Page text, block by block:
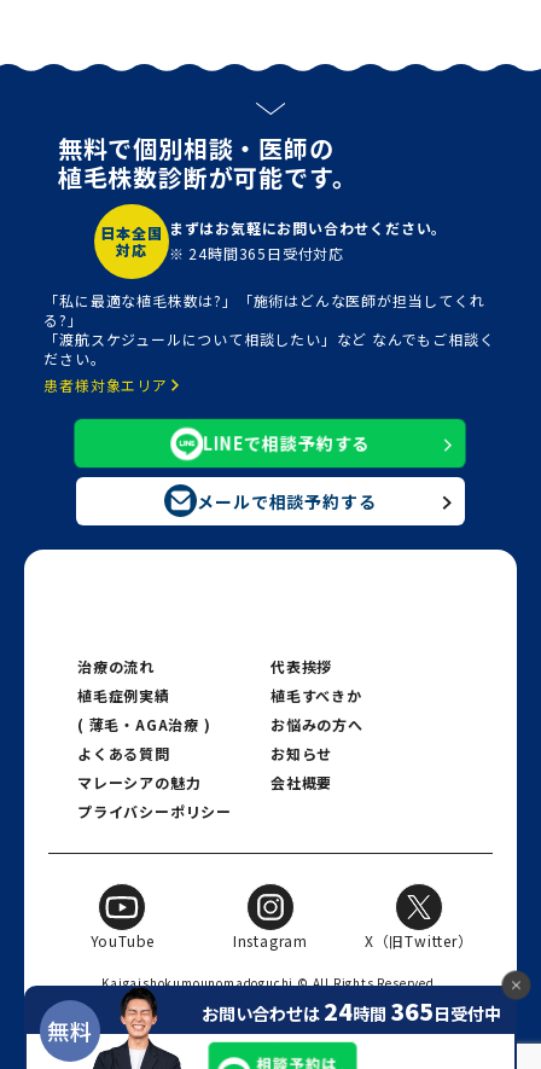
無料
お問い合わせは24時間 365日受付中
無料で個別相談・医師の
植毛株数診断が可能です。
日本全国
対応
まずはお気軽にお問い合わせください。
※ 24時間365日受付対応
「私に最適な植毛株数は?」「施術はどんな医師が担当してくれ
る?」
「渡航スケジュールについて相談したい」など なんでもご相談く
ださい。
患者様対象エリア
LINEで相談予約する
メールで相談予約する
治療の流れ
代表挨拶
植毛症例実績
( 薄毛・AGA治療 )
植毛すべきか
お悩みの方へ
よくある質問
お知らせ
マレーシアの魅力
会社概要
プライバシーポリシー
YouTube Instagram X（旧Twitter）
Kaigaishokumounomadoguchi © All Rights Reserved.️